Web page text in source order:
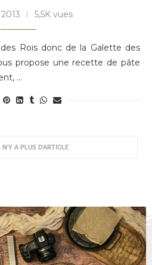
5,5K vues
des Rois donc de la Galette des
propose une recette de pâte
…